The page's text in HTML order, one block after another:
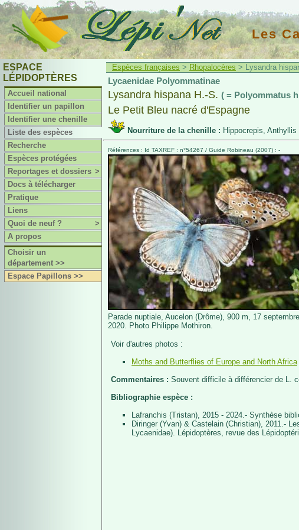
Les
ESPACE
LÉPIDOPTÈRES
Accueil national
Identifier un papillon
Identifier une chenille
Liste des espèces
Recherche
Espèces protégées
Reportages et dossiers >
Docs à télécharger
Pratique
Liens
Quoi de neuf ?
>
A propos
Choisir un
département >>
Espace Papillons >>
Espèces françaises > Rhopalocères > Lysandra
Lycaenidae Polyommatinae
Lysandra hispana H.-S. ( = Polyommatus
Le Petit Bleu nacré d'Espagne
Nourriture de la chenille : Hippocrepis, Anthyllis
Références : Id TAXREF : n°54267 / Guide Robineau (2007) : -
Parade nuptiale, Aucelon (Drôme), 900 m, 17 septembre
2020. Photo Philippe Mothiron.
Voir d'autres photos :
Moths and Butterflies of Europe and North Africa
Commentaires : Souvent difficile à différencier de L.
Bibliographie espèce :
Lafranchis (Tristan), 2015 - 2024.- Synthèse
Diringer (Yvan) & Castelain (Christian), 2011.-
Lycaenidae). Lépidoptères, revue des